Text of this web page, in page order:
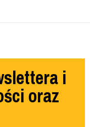
i
oraz